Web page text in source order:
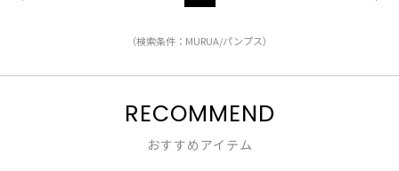
（検索条件：MURUA/パンプス）
RECOMMEND
おすすめアイテム